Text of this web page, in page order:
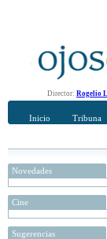
Director: Rogelio
Inicio Tribuna
Novedades
Cine
Sugerencias